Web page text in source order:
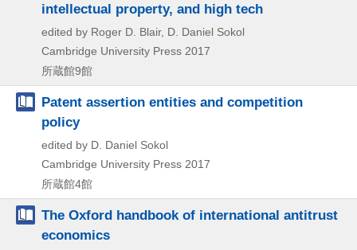
intellectual property, and high tech
edited by Roger D. Blair, D. Daniel Sokol
Cambridge University Press 2017
所蔵館9館
Patent assertion entities and competition
policy
edited by D. Daniel Sokol
Cambridge University Press 2017
所蔵館4館
The Oxford handbook of international antitrust
economics